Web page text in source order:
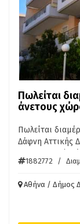
Πωλείται
άνετους
Πωλείται
Δάφνη Αττικής
τ.μ..
ακινήτου είναι
Διπλά τζάμια,
1882772 /
Αθήνα / Δήμος